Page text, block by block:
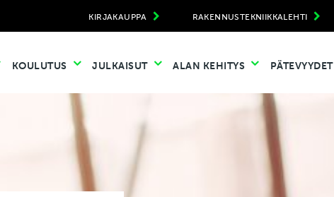
RAKENNUSTEKNIIKKALEHTI
KIRJAKAUPPA
KOULUTUS JULKAISUT ALAN KEHITYS PÄTEVYYDET